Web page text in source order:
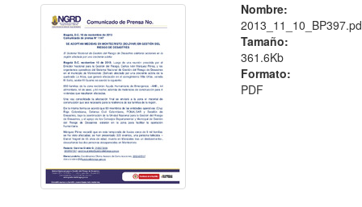
Nombre:
Tamaño:
361.6Kb
Formato:
PDF